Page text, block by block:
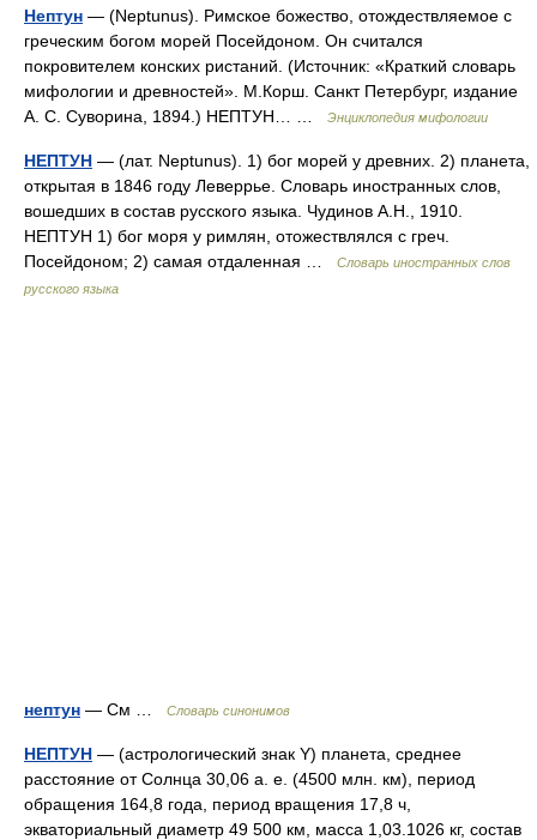
Нептун — (Neptunus). Римское божество, отождествляемое с
греческим богом морей Посейдоном. Он считался
покровителем конских ристаний. (Источник: «Краткий словарь
мифологии и древностей». М.Корш. Санкт Петербург, издание
А. С. Суворина, 1894.) НЕПТУН… …
Энциклопедия мифологии
НЕПТУН — (лат. Neptunus). 1) бог морей у древних. 2) планета,
открытая в 1846 году Леверрье. Словарь иностранных слов,
вошедших в состав русского языка. Чудинов А.Н., 1910.
НЕПТУН 1) бог моря у римлян, отожествлялся с греч.
Посейдоном; 2) самая отдаленная …
Словарь иностранных слов
русского языка
нептун — См … Словарь синонимов
НЕПТУН — (астрологический знак Y) планета, среднее
расстояние от Солнца 30,06 а. е. (4500 млн. км), период
обращения 164,8 года, период вращения 17,8 ч,
экваториальный диаметр 49 500 км, масса 1,03.1026 кг, состав